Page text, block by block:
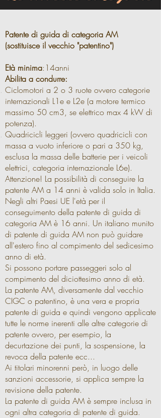
Patente di guida di categoria AM
(sostituisce il vecchio "patentino")
Età minima:14anni
Abilita a condurre:
Ciclomotori a 2 o 3 ruote ovvero categorie
internazionali L1e e L2e (a motore termico
massimo 50 cm3, se elettrico max 4 kW di
potenza).
Quadricicli leggeri (ovvero quadricicli con
massa a vuoto inferiore o pari a 350 kg,
esclusa la massa delle batterie per i veicoli
elettrici, categoria internazionale L6e).
Attenzione! La possibilità di conseguire la
patente AM a 14 anni è valida solo in Italia.
Negli altri Paesi UE l'età per il
conseguimento della patente di guida di
categoria AM è 16 anni. Un italiano munito
di patente di guida AM non può guidare
all'estero fino al compimento del sedicesimo
anno di età.
Si possono portare passeggeri solo al
compimento del diciottesimo anno di età.
La patente AM, diversamente dal vecchio
CIGC o patentino, è una vera e propria
patente di guida e quindi vengono applicate
tutte le norme inerenti alle altre categorie di
patente ovvero, per esempio, la
decurtazione dei punti, la sospensione, la
revoca della patente ecc...
Ai titolari minorenni però, in luogo delle
sanzioni accessorie, si applica sempre la
revisione della patente.
La patente di guida AM è sempre inclusa in
ogni altra categoria di patente di guida.